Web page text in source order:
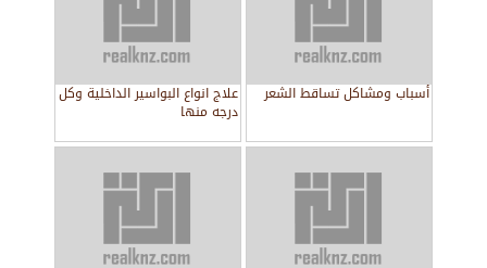
أسباب ومشاكل تساقط الشعر علاج انواع البواسير الداخلية وكل
درجه منها